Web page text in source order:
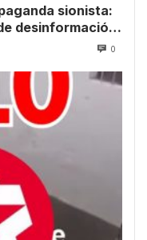
sionista:
desinformación
0